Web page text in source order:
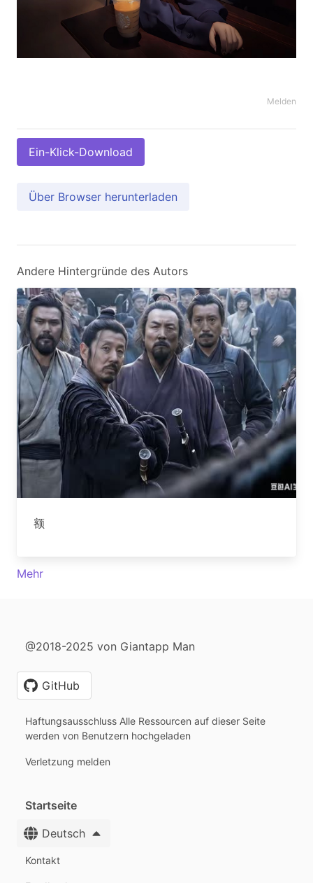
Melden
Ein-Klick-Download
Über Browser herunterladen
Andere Hintergründe des Autors
额
Mehr
@2018-2025 von Giantapp Man
GitHub
Haftungsausschluss Alle Ressourcen auf dieser Seite
werden von Benutzern hochgeladen
Verletzung melden
Startseite
Deutsch
Kontakt